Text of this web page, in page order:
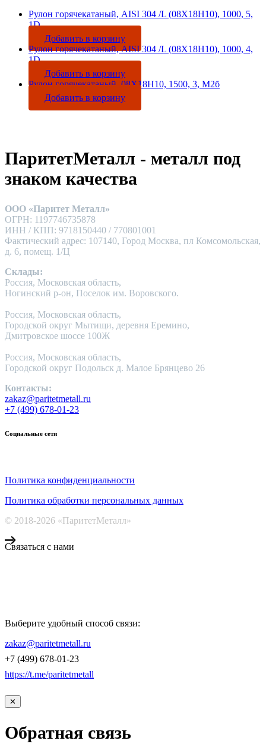
Рулон горячекатаный, AISI 304 /L (08Х18Н10), 1000, 5,
1D
Добавить в корзину
Рулон горячекатаный, AISI 304 /L (08Х18Н10), 1000, 4,
1D
Добавить в корзину
Рулон горячекатаный, 08Х18Н10, 1500, 3, М2б
Добавить в корзину
ПаритетМеталл - металл под
знаком качества
ООО «Паритет Металл»
ОГРН: 1197746735878
ИНН / КПП: 9718150440 / 770801001
Фактический адрес: 107140, Город Москва, пл Комсомольская,
д. 6, помещ. 1/Ц
Склады:
Россия, Московская область,
Ногинский р-он, Поселок им. Воровского.
Россия, Московская область,
Городской округ Мытищи, деревня Еремино,
Дмитровское шоссе 100Ж
Россия, Московская область,
Городской округ Подольск д. Малое Брянцево 26
Контакты:
zakaz@paritetmetall.ru
+7 (499) 678-01-23
Социальные сети
Политика конфиденциальности
Политика обработки персональных данных
© 2018-2026 «ПаритетМеталл»
Связаться с нами
Выберите удобный способ связи:
zakaz@paritetmetall.ru
+7 (499) 678-01-23
https://t.me/paritetmetall
✕
Обратная связь